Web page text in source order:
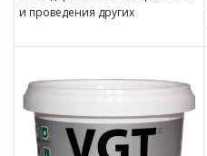
и проведения других
ответственных работ. может
применяться в качестве